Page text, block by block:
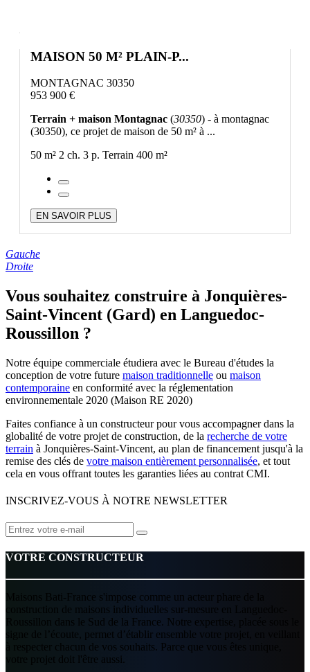
MAISON 50 M² PLAIN-P...
MONTAGNAC 30350
953 900 €
Terrain + maison Montagnac (30350) - à montagnac
(30350), ce projet de maison de 50 m² à ...
50 m² 2 ch. 3 p. Terrain 400 m²
EN SAVOIR PLUS
Gauche
Droite
Vous souhaitez construire à Jonquières-
Saint-Vincent (Gard) en Languedoc-
Roussillon ?
Notre équipe commerciale étudiera avec le Bureau d'études la
conception de votre future maison traditionnelle ou maison
contemporaine en conformité avec la réglementation
environnementale 2020 (Maison RE 2020)
Faites confiance à un constructeur pour vous accompagner dans la
globalité de votre projet de construction, de la recherche de votre
terrain à Jonquières-Saint-Vincent, au plan de financement jusqu'à la
remise des clés de votre maison entièrement personnalisée, et tout
cela en vous offrant toutes les garanties liées au contrat CMI.
INSCRIVEZ-VOUS À NOTRE NEWSLETTER
VOTRE CONSTRUCTEUR
Maisons Bati-France s'impose comme un acteur phare de la
construction de maisons individuelles sur-mesure en Languedoc-
Roussillon dans le Sud de la France. Notre expertise, placée sous le
signe de l’écoute, permet d’établir ensemble votre projet, en veillant
à respecter chacun de vos souhaits. Parce que vous êtes unique,
votre projet doit l'être aussi.